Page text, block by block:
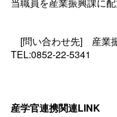
当職員を産業振興課に配
[問い合わせ先] 産業
TEL:0852-22-5341
産学官連携関連LINK